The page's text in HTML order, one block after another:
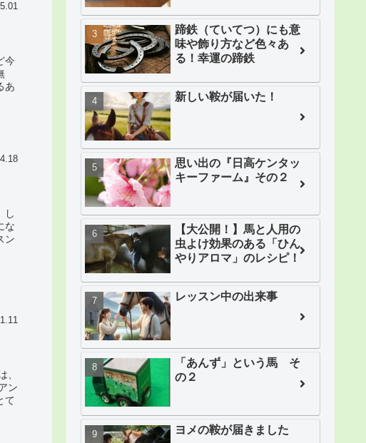
今
あ
し
な
ン
、
ン
て
蹄鉄（ていてつ）にも意
味や飾り方など色々あ
る！幸運の蹄鉄
新しい鞍が届いた！
思い出の『日高ケンタッ
キーファーム』その２
【大公開！】馬と人用の
虫よけ効果のある「ひん
やりアロマ」のレシピ！
レッスン中の出来事
「あんず」という馬 そ
の２
ヨメの鞍が届きました